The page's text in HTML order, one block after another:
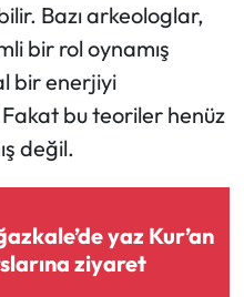
Bazı arkeologlar,
bir rol oynamış
bir enerjiyi
bu teoriler henüz
değil.
yaz Kur’an
ziyaret